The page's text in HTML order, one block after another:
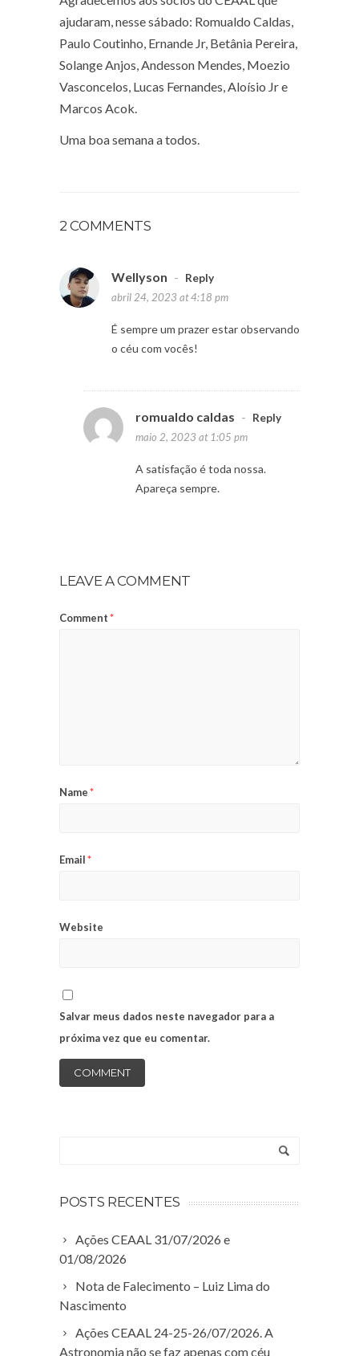
ajudaram, nesse sábado: Romualdo Caldas,
Paulo Coutinho, Ernande Jr, Betânia Pereira,
Solange Anjos, Andesson Mendes, Moezio
Vasconcelos, Lucas Fernandes, Aloísio Jr e
Marcos Acok.
Uma boa semana a todos.
2 COMMENTS
Wellyson -
Reply
abril 24, 2023 at 4:18 pm
É sempre um prazer estar observando
o céu com vocês!
romualdo caldas -
Reply
maio 2, 2023 at 1:05 pm
A satisfação é toda nossa.
Apareça sempre.
LEAVE A COMMENT
Comment*
Name*
Email*
Website
Salvar meus dados neste navegador para a
próxima vez que eu comentar.
POSTS RECENTES
Ações CEAAL 31/07/2026 e
01/08/2026
Nota de Falecimento – Luiz Lima do
Nascimento
Ações CEAAL 24-25-26/07/2026. A
Astronomia não se faz apenas com céu